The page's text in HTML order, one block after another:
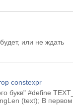
или не ждать
constexpr
букв" #define
(text); В